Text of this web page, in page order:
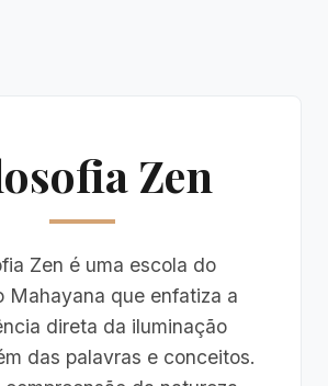
Zen
Zen é uma escola do
Mahayana que enfatiza a
direta da iluminação
das palavras e conceitos.